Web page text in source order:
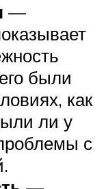
—
были
как
ли у
с